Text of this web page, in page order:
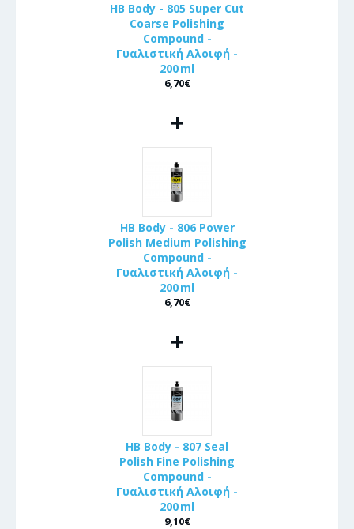
HB Body - 805 Super Cut
Coarse Polishing
Compound -
Γυαλιστική Αλοιφή -
200 ml
6,70€
+
HB Body - 806 Power
Polish Medium Polishing
Compound -
Γυαλιστική Αλοιφή -
200 ml
6,70€
+
HB Body - 807 Seal
Polish Fine Polishing
Compound -
Γυαλιστική Αλοιφή -
200 ml
9,10€